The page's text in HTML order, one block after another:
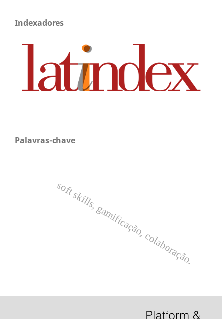
Indexadores
Palavras-chave
soft skills, gamificação, colaboração.